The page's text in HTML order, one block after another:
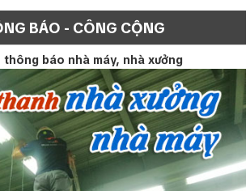
BÁO - CÔNG CỘNG
thông báo nhà máy, nhà xưởng